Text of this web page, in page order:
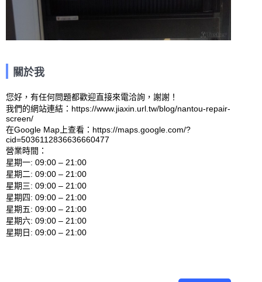
關於我
您好，有任何問題都歡迎直接來電洽詢，謝謝！
我們的網站連結：https://www.jiaxin.url.tw/blog/nantou-repair-
screen/
在Google Map上查看：https://maps.google.com/?
cid=5036112836636660477
營業時間：
星期一: 09:00 – 21:00
星期二: 09:00 – 21:00
星期三: 09:00 – 21:00
星期四: 09:00 – 21:00
星期五: 09:00 – 21:00
星期六: 09:00 – 21:00